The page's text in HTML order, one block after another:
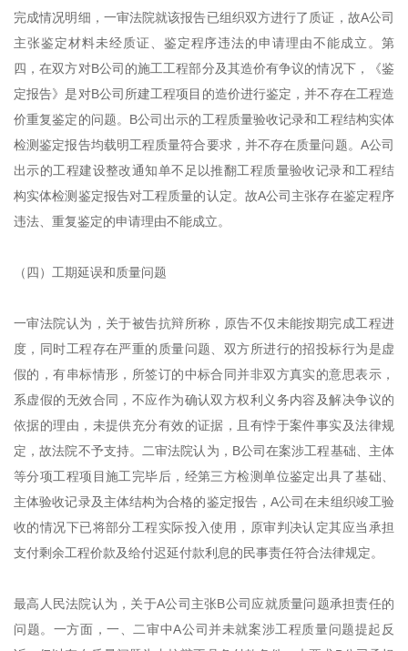
完成情况明细，一审法院就该报告已组织双方进行了质证，故A公司
主张鉴定材料未经质证、鉴定程序违法的申请理由不能成立。第
四，在双方对B公司的施工工程部分及其造价有争议的情况下，《鉴
定报告》是对B公司所建工程项目的造价进行鉴定，并不存在工程造
价重复鉴定的问题。B公司出示的工程质量验收记录和工程结构实体
检测鉴定报告均载明工程质量符合要求，并不存在质量问题。A公司
出示的工程建设整改通知单不足以推翻工程质量验收记录和工程结
构实体检测鉴定报告对工程质量的认定。故A公司主张存在鉴定程序
违法、重复鉴定的申请理由不能成立。
（四）工期延误和质量问题
一审法院认为，关于被告抗辩所称，原告不仅未能按期完成工程进
度，同时工程存在严重的质量问题、双方所进行的招投标行为是虚
假的，有串标情形，所签订的中标合同并非双方真实的意思表示，
系虚假的无效合同，不应作为确认双方权利义务内容及解决争议的
依据的理由，未提供充分有效的证据，且有悖于案件事实及法律规
定，故法院不予支持。二审法院认为，B公司在案涉工程基础、主体
等分项工程项目施工完毕后，经第三方检测单位鉴定出具了基础、
主体验收记录及主体结构为合格的鉴定报告，A公司在未组织竣工验
收的情况下已将部分工程实际投入使用，原审判决认定其应当承担
支付剩余工程价款及给付迟延付款利息的民事责任符合法律规定。
最高人民法院认为，关于A公司主张B公司应就质量问题承担责任的
问题。一方面，一、二审中A公司并未就案涉工程质量问题提起反